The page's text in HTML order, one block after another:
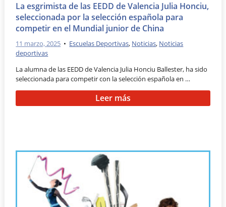
La esgrimista de las EEDD de Valencia Julia Honciu,
seleccionada por la selección española para
competir en el Mundial junior de China
11 marzo, 2025 • Escuelas Deportivas, Noticias, Noticias
deportivas
La alumna de las EEDD de Valencia Julia Honciu Ballester, ha sido
seleccionada para competir con la selección española en …
Leer más